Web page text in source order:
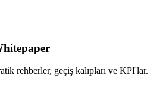
rehberler, geçiş kalıpları ve KPI'lar.